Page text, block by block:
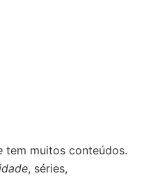
tem muitos conteúdos.
, séries,